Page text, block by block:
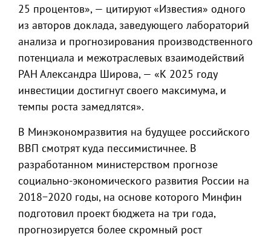
25 процентов», — цитируют «Известия» одного
из авторов доклада, заведующего лабораторий
анализа и прогнозирования производственного
потенциала и межотраслевых взаимодействий
РАН Александра Широва, — «К 2025 году
инвестиции достигнут своего максимума, и
темпы роста замедлятся».
В Минэкономразвития на будущее российского
ВВП смотрят куда пессимистичнее. В
разработанном министерством прогнозе
социально-экономического развития России на
2018−2020 годы, на основе которого Минфин
подготовил проект бюджета на три года,
прогнозируется более скромный рост